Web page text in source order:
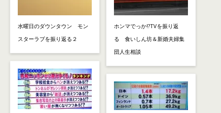
水曜日のダウンタウン モン
スターラブを振り返る２
ホンマでっか!?TVを振り返
る 食いしん坊＆新婚夫婦集
団人生相談